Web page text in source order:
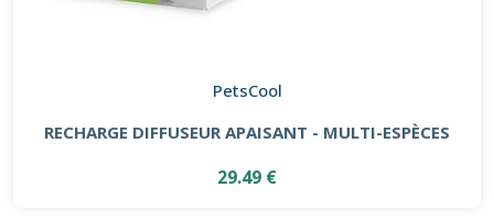
PetsCool
RECHARGE DIFFUSEUR APAISANT - MULTI-ESPÈCES
29.49 €